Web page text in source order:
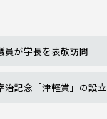
員が学長を表敬訪問
治記念「津軽賞」の設立